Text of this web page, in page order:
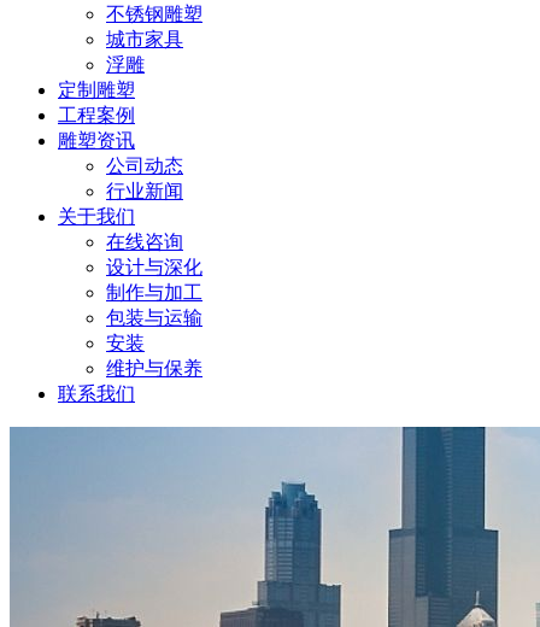
不锈钢雕塑
城市家具
浮雕
定制雕塑
工程案例
雕塑资讯
公司动态
行业新闻
关于我们
在线咨询
设计与深化
制作与加工
包装与运输
安装
维护与保养
联系我们